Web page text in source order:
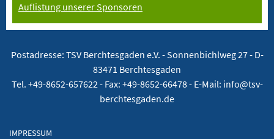
Auflistung unserer Sponsoren
Postadresse: TSV Berchtesgaden e.V. -Sonnenbichlweg 27 - D-
83471 Berchtesgaden
Tel. +49-8652-657622 - Fax: +49-8652-66478 - E-Mail: info@tsv-
berchtesgaden.de
IMPRESSUM